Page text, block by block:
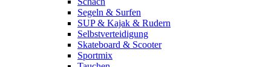
Segeln & Surfen
SUP & Kajak & Rudern
Selbstverteidigung
Skateboard & Scooter
Sportmix